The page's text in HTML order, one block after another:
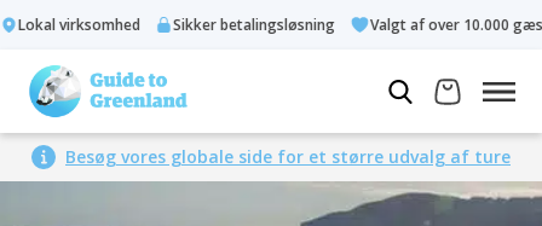
virksomhed Sikker betalingsløsning Valgt af over 10.000
Besøg vores globale side for et større udvalg af ture